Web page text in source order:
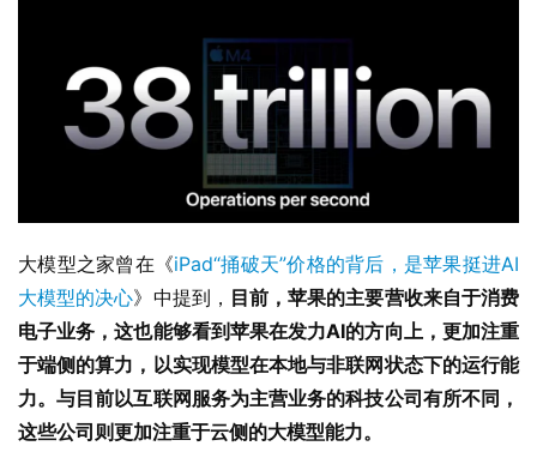
大模型之家曾在《iPad“捅破天”价格的背后，是苹果挺进AI
大模型的决心》中提到， 目前，苹果的主要营收来自于消费
电子业务，这也能够看到苹果在发力AI的方向上，更加注重
于端侧的算力，以实现模型在本地与非联网状态下的运行能
力。与目前以互联网服务为主营业务的科技公司有所不同，
这些公司则更加注重于云侧的大模型能力。